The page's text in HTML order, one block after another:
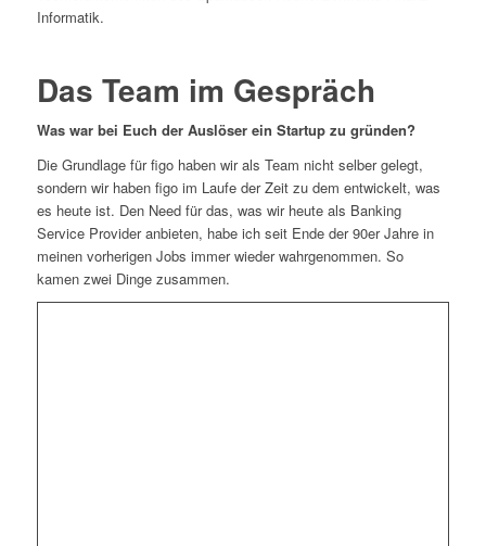
Informatik.
Das Team im Gespräch
Was war bei Euch der Auslöser ein Startup zu gründen?
Die Grundlage für figo haben wir als Team nicht selber gelegt,
sondern wir haben figo im Laufe der Zeit zu dem entwickelt, was
es heute ist. Den Need für das, was wir heute als Banking
Service Provider anbieten, habe ich seit Ende der 90er Jahre in
meinen vorherigen Jobs immer wieder wahrgenommen. So
kamen zwei Dinge zusammen.